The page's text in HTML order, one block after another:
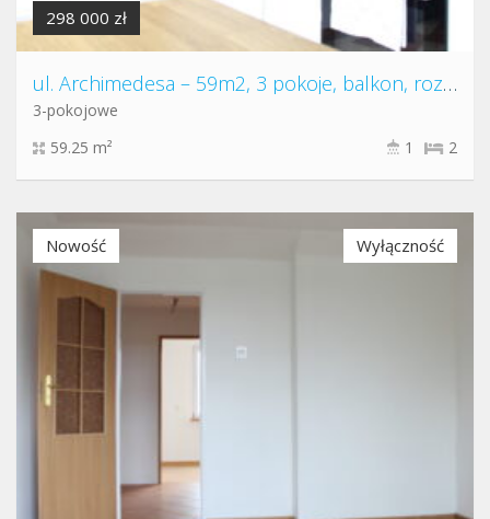
298 000 zł
ul. Archimedesa – 59m2, 3 pokoje, balkon, rozkład
3-pokojowe
59.25 m²
2
1
Nowość Wyłączność